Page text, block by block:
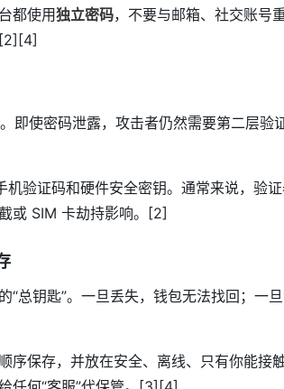
都使用独立密码，不要与邮箱、社交账号
即使密码泄露，攻击者仍然需要第二层验
验证码和硬件安全密钥。通常来说，验
或 SIM 卡劫持影响。[2]
“总钥匙”。一旦丢失，钱包无法找回；一
序保存，并放在安全、离线、只有你能接